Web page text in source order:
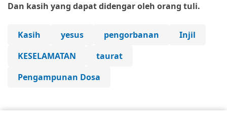
Dan kasih yang dapat didengar oleh orang tuli.
Kasih yesus pengorbanan
Injil
KESELAMATAN
taurat
Pengampunan Dosa